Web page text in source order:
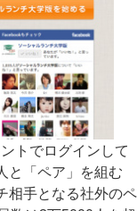
トでログインして
と「ペア」を組む
相手となる社外のペ